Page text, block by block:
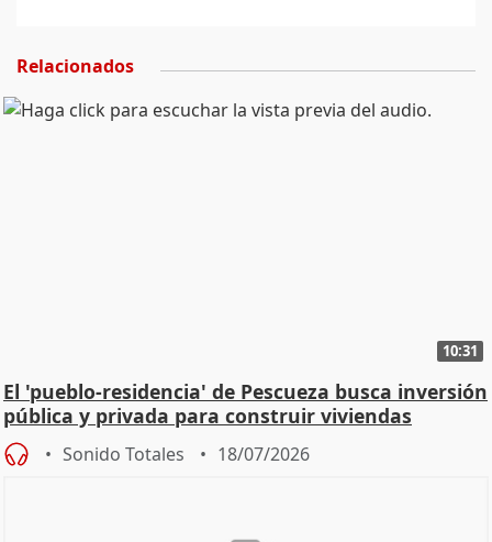
Relacionados
10:31
El 'pueblo-residencia' de Pescueza busca inversión
pública y privada para construir viviendas
Sonido Totales 18/07/2026